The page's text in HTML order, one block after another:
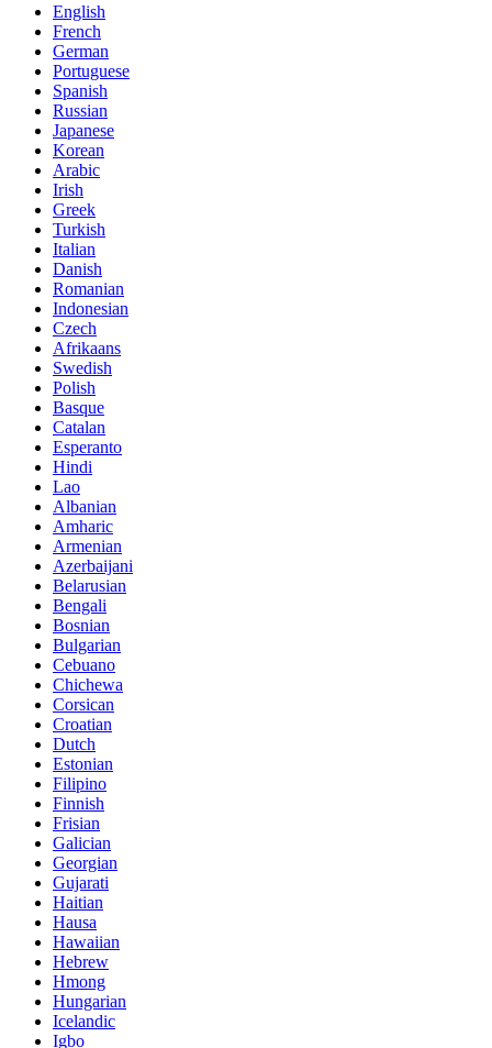
English
French
German
Portuguese
Spanish
Russian
Japanese
Korean
Arabic
Irish
Greek
Turkish
Italian
Danish
Romanian
Indonesian
Czech
Afrikaans
Swedish
Polish
Basque
Catalan
Esperanto
Hindi
Lao
Albanian
Amharic
Armenian
Azerbaijani
Belarusian
Bengali
Bosnian
Bulgarian
Cebuano
Chichewa
Corsican
Croatian
Dutch
Estonian
Filipino
Finnish
Frisian
Galician
Georgian
Gujarati
Haitian
Hausa
Hawaiian
Hebrew
Hmong
Hungarian
Icelandic
Igbo